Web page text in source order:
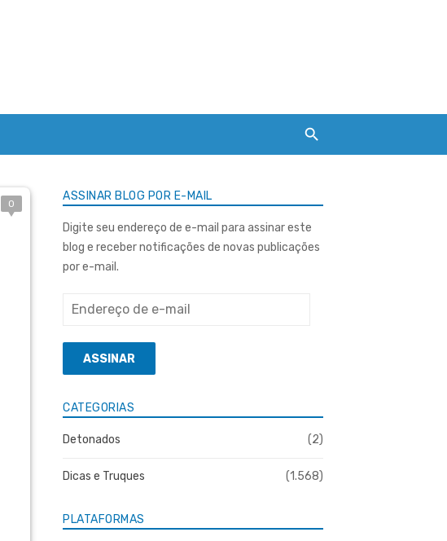
0
ASSINAR BLOG POR E-MAIL
Digite seu endereço de e-mail para assinar este
blog e receber notificações de novas publicações
por e-mail.
Endereço
e-
mailASSINAR
CATEGORIAS
Detonados (2)
Dicas e Truques (1.568)
PLATAFORMAS